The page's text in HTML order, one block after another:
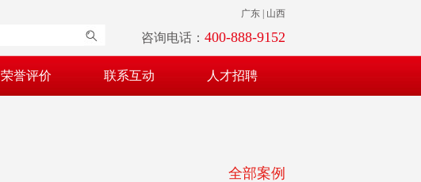
广东 | 山西
咨询电话： 400-888-9152
荣誉评价 联系互动 人才招聘
全部案例